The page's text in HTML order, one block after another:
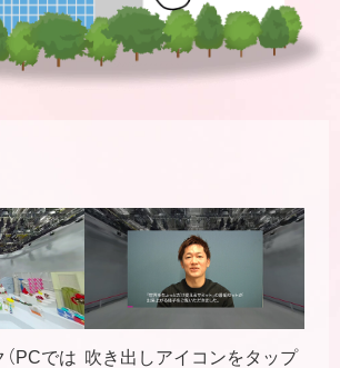
PCでは 吹き出しアイコンをタップ